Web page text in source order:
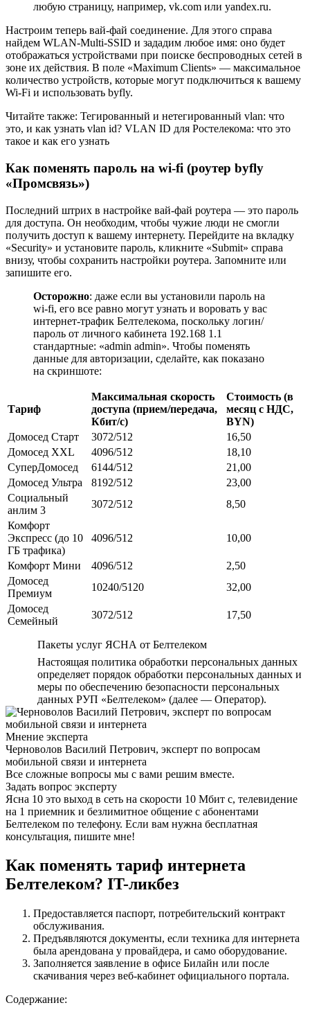
любую страницу, например, vk.com или yandex.ru.
Настроим теперь вай-фай соединение. Для этого справа
найдем WLAN-Multi-SSID и зададим любое имя: оно будет
отображаться устройствами при поиске беспроводных сетей в
зоне их действия. В поле «Maximum Clients» — максимальное
количество устройств, которые могут подключиться к вашему
Wi-Fi и использовать byfly.
Читайте также: Тегированный и нетегированный vlan: что
это, и как узнать vlan id? VLAN ID для Ростелекома: что это
такое и как его узнать
Как поменять пароль на wi-fi (роутер byfly
«Промсвязь»)
Последний штрих в настройке вай-фай роутера — это пароль
для доступа. Он необходим, чтобы чужие люди не смогли
получить доступ к вашему интернету. Перейдите на вкладку
«Security» и установите пароль, кликните «Submit» справа
внизу, чтобы сохранить настройки роутера. Запомните или
запишите его.
Осторожно: даже если вы установили пароль на
wi-fi, его все равно могут узнать и воровать у вас
интернет-трафик Белтелекома, поскольку логин/
пароль от личного кабинета 192.168 1.1
стандартные: «admin admin». Чтобы поменять
данные для авторизации, сделайте, как показано
на скриншоте:
Тариф
Максимальная скорость
доступа (прием/передача,
Кбит/с)
Стоимость (в
месяц с НДС,
BYN)
Домосед Старт
3072/512
16,50
Домосед XXL
4096/512
18,10
СуперДомосед
6144/512
21,00
Домосед Ультра
8192/512
23,00
Социальный
анлим 3
3072/512
8,50
Комфорт
Экспресс (до 10
ГБ трафика)
4096/512 10,00
Комфорт Мини 4096/512
2,50
Домосед
Премиум
10240/5120
32,00
Домосед
Семейный
3072/512 17,50
Пакеты услуг ЯСНА от Белтелеком
Настоящая политика обработки персональных данных
определяет порядок обработки персональных данных и
меры по обеспечению безопасности персональных
данных РУП «Белтелеком» (далее — Оператор).
Мнение эксперта
Черноволов Василий Петрович, эксперт по вопросам
мобильной связи и интернета
Все сложные вопросы мы с вами решим вместе.
Задать вопрос эксперту
Ясна 10 это выход в сеть на скорости 10 Мбит с, телевидение
на 1 приемник и безлимитное общение с абонентами
Белтелеком по телефону. Если вам нужна бесплатная
консультация, пишите мне!
Как поменять тариф интернета
Белтелеком? IT-ликбез
Предоставляется паспорт, потребительский контракт
обслуживания.
Предъявляются документы, если техника для интернета
была арендована у провайдера, и само оборудование.
Заполняется заявление в офисе Билайн или после
скачивания через веб-кабинет официального портала.
Содержание: